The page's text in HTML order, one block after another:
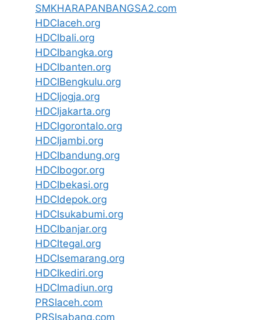
SMKHARAPANBANGSA2.com
HDCIaceh.org
HDCIbali.org
HDCIbangka.org
HDCIbanten.org
HDCIBengkulu.org
HDCIjogja.org
HDCIjakarta.org
HDCIgorontalo.org
HDCIjambi.org
HDCIbandung.org
HDCIbogor.org
HDCIbekasi.org
HDCIdepok.org
HDCIsukabumi.org
HDCIbanjar.org
HDCItegal.org
HDCIsemarang.org
HDCIkediri.org
HDCImadiun.org
PRSIaceh.com
PRSIsabang.com